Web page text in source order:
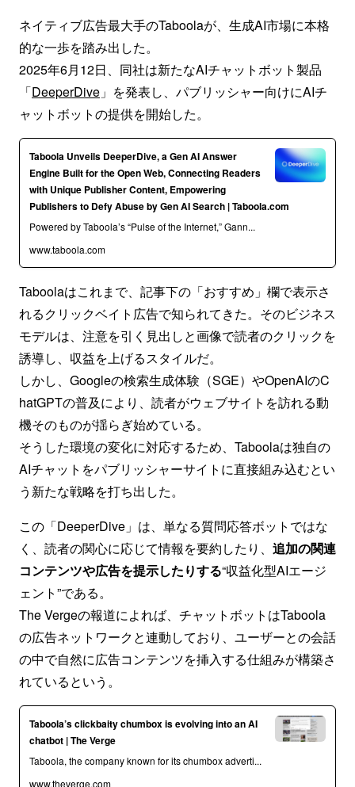
ネイティブ広告最大手のTaboolaが、生成AI市場に本格
的な一歩を踏み出した。
2025年6月12日、同社は新たなAIチャットボット製品
「DeeperDive 」を発表し、パブリッシャー向けにAIチ
ャットボットの提供を開始した。
Taboola Unveils DeeperDive, a Gen AI Answer
Engine Built for the Open Web, Connecting Readers
with Unique Publisher Content, Empowering
Publishers to Defy Abuse by Gen AI Search | Taboola.com
Powered by Taboola’s “Pulse of the Internet,” Gann...
www.taboola.com
Taboolaはこれまで、記事下の「おすすめ」欄で表示さ
れるクリックベイト広告で知られてきた。そのビジネス
モデルは、注意を引く見出しと画像で読者のクリックを
誘導し、収益を上げるスタイルだ。
しかし、Googleの検索生成体験（SGE）やOpenAIのC
hatGPTの普及により、読者がウェブサイトを訪れる動
機そのものが揺らぎ始めている。
そうした環境の変化に対応するため、Taboolaは独自の
AIチャットをパブリッシャーサイトに直接組み込むとい
う新たな戦略を打ち出した。
この「DeeperDive」は、単なる質問応答ボットではな
く、読者の関心に応じて情報を要約したり、 追加の関連
コンテンツや広告を提示したりする“収益化型AIエージ
ェント”である。
The Vergeの報道によれば、チャットボットはTaboola
の広告ネットワークと連動しており、ユーザーとの会話
の中で自然に広告コンテンツを挿入する仕組みが構築さ
れているという。
Taboola’s clickbaity chumbox is evolving into an AI
chatbot | The Verge
Taboola, the company known for its chumbox adverti...
www.theverge.com